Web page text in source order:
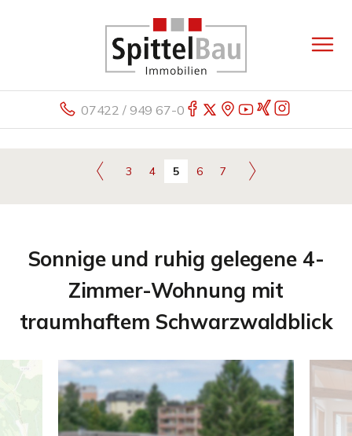
07422 / 949 67-0
3 4 5 6 7
Sonnige und ruhig gelegene 4-
Zimmer-Wohnung mit
traumhaftem Schwarzwaldblick